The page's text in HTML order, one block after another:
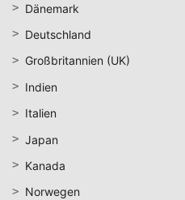
Dänemark
Deutschland
Großbritannien (UK)
Indien
Italien
Japan
Kanada
Norwegen